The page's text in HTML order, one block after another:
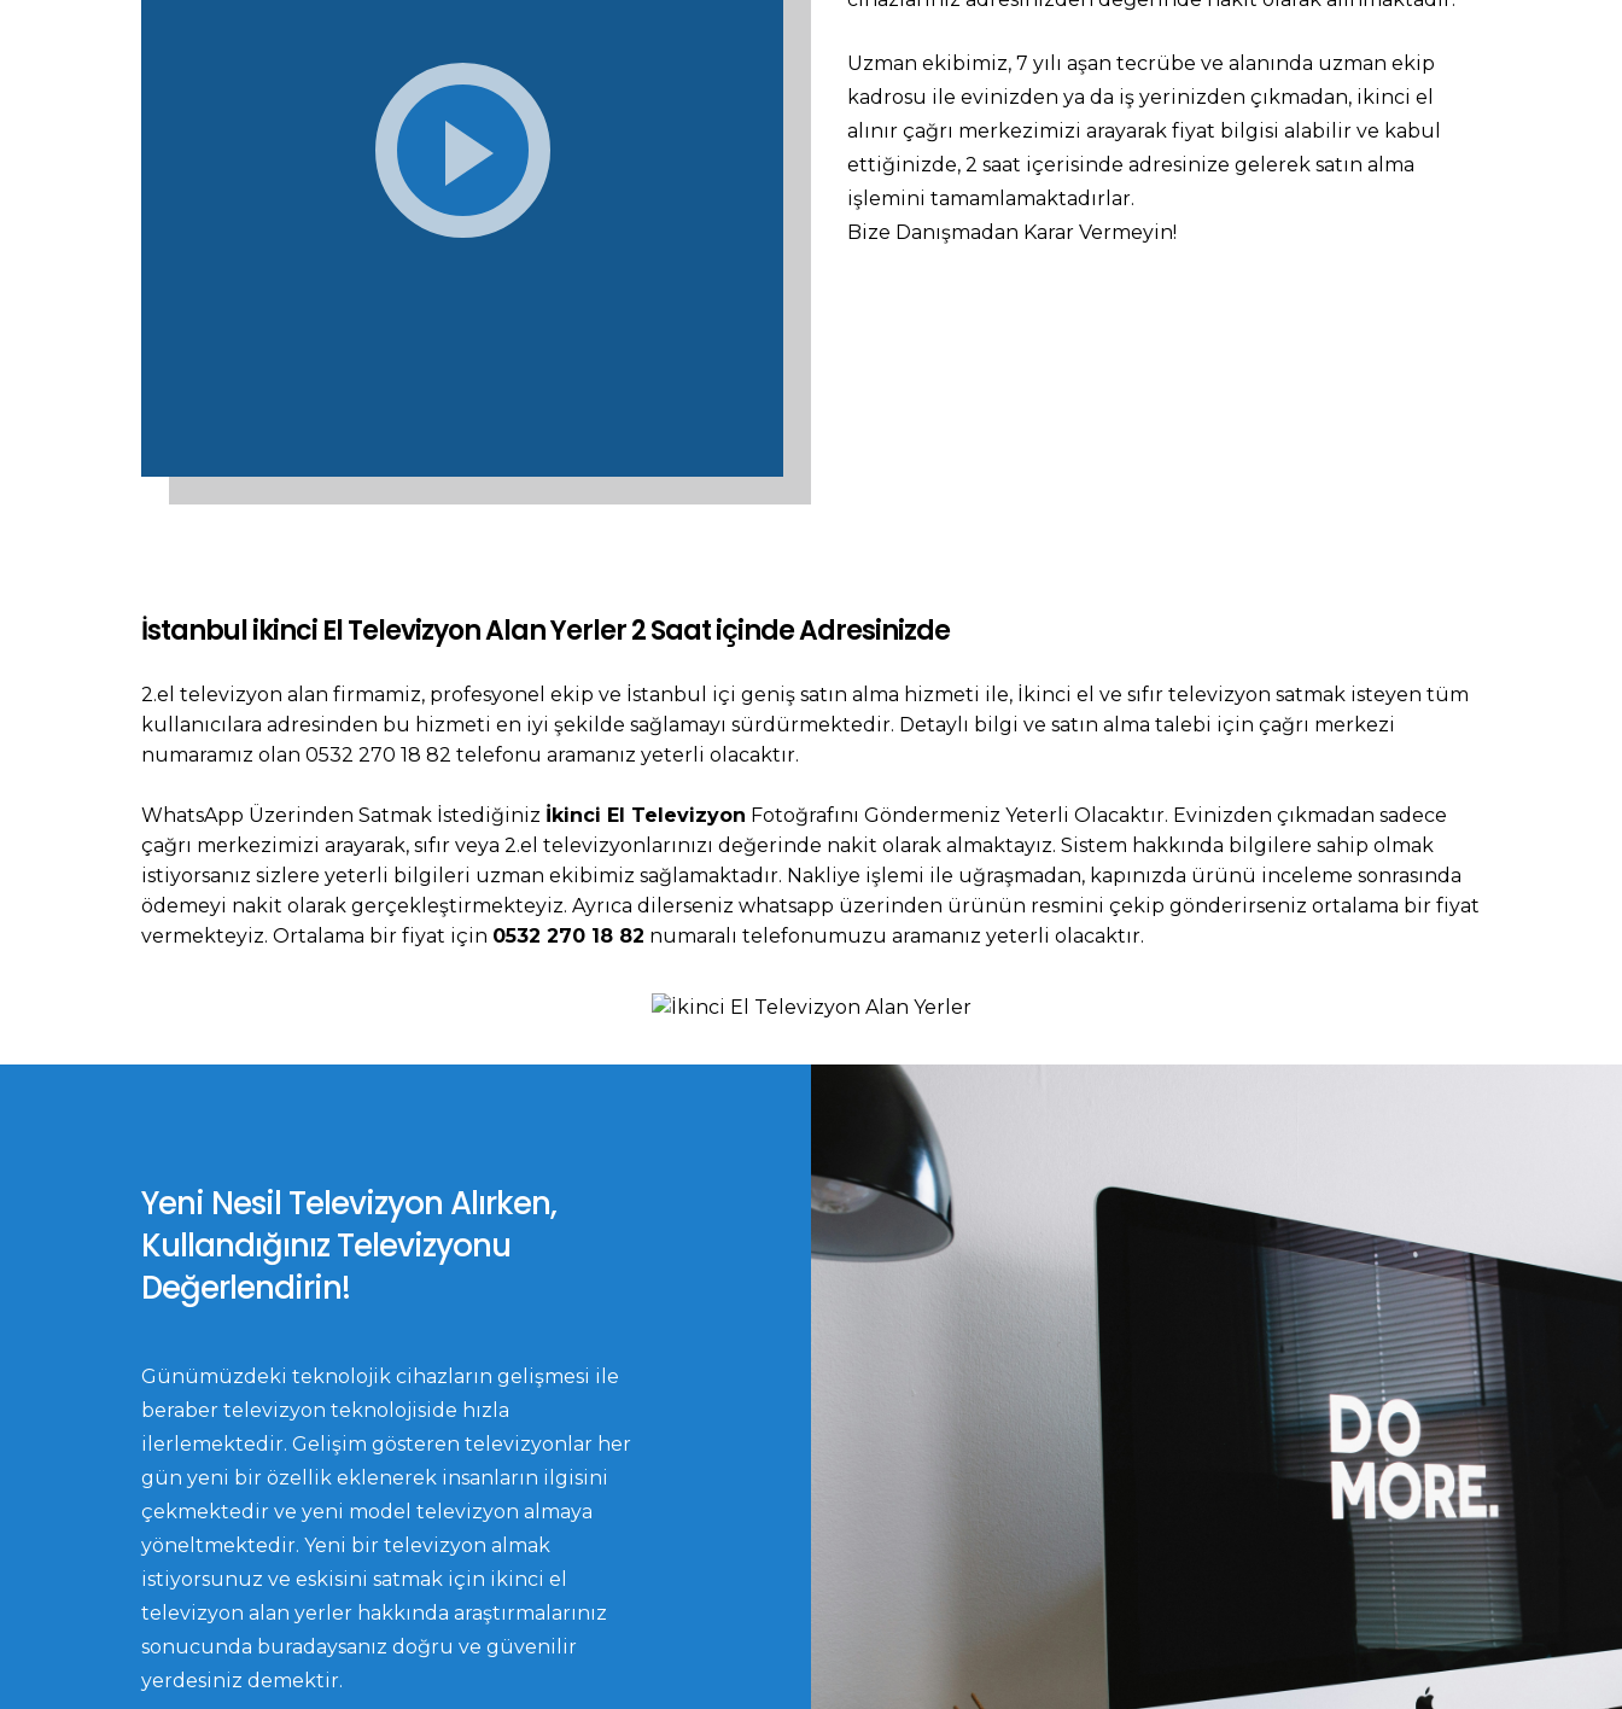
Uzman ekibimiz, 7 yılı aşan tecrübe ve alanında uzman ekip
kadrosu ile evinizden ya da iş yerinizden çıkmadan, ikinci el
alınır çağrı merkezimizi arayarak fiyat bilgisi alabilir ve kabul
ettiğinizde, 2 saat içerisinde adresinize gelerek satın alma
işlemini tamamlamaktadırlar.
Bize Danışmadan Karar Vermeyin!
İstanbul ikinci El Televizyon Alan Yerler 2 Saat içinde Adresinizde
2.el televizyon alan firmamiz, profesyonel ekip ve İstanbul içi geniş satın alma hizmeti ile, İkinci el ve sıfır televizyon satmak isteyen tüm
kullanıcılara adresinden bu hizmeti en iyi şekilde sağlamayı sürdürmektedir. Detaylı bilgi ve satın alma talebi için çağrı merkezi
numaramız olan 0532 270 18 82 telefonu aramanız yeterli olacaktır.
WhatsApp Üzerinden Satmak İstediğiniz İkinci El Televizyon Fotoğrafını Göndermeniz Yeterli Olacaktır. Evinizden çıkmadan sadece
çağrı merkezimizi arayarak, sıfır veya 2.el televizyonlarınızı değerinde nakit olarak almaktayız. Sistem hakkında bilgilere sahip olmak
istiyorsanız sizlere yeterli bilgileri uzman ekibimiz sağlamaktadır. Nakliye işlemi ile uğraşmadan, kapınızda ürünü inceleme sonrasında
ödemeyi nakit olarak gerçekleştirmekteyiz. Ayrıca dilerseniz whatsapp üzerinden ürünün resmini çekip gönderirseniz ortalama bir fiyat
vermekteyiz. Ortalama bir fiyat için 0532 270 18 82 numaralı telefonumuzu aramanız yeterli olacaktır.
Yeni Nesil Televizyon Alırken,
Kullandığınız Televizyonu
Değerlendirin!
Günümüzdeki teknolojik cihazların gelişmesi ile
beraber televizyon teknolojiside hızla
ilerlemektedir. Gelişim gösteren televizyonlar her
gün yeni bir özellik eklenerek insanların ilgisini
çekmektedir ve yeni model televizyon almaya
yöneltmektedir. Yeni bir televizyon almak
istiyorsunuz ve eskisini satmak için ikinci el
televizyon alan yerler hakkında araştırmalarınız
sonucunda buradaysanız doğru ve güvenilir
yerdesiniz demektir.